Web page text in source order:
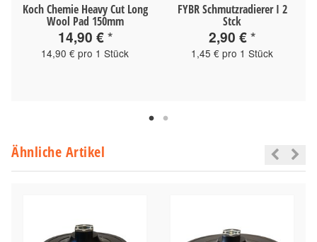
Koch Chemie Heavy Cut Long
Wool Pad 150mm
14,90 €*
14,90 € pro 1 Stück
FYBR Schmutzradierer I 2
Stck
2,90 €*
1,45 € pro 1 Stück
Ähnliche Artikel